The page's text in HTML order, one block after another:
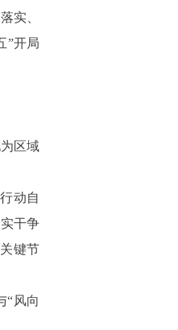
实、
”开局
区域
动自
干争
键节
“风向